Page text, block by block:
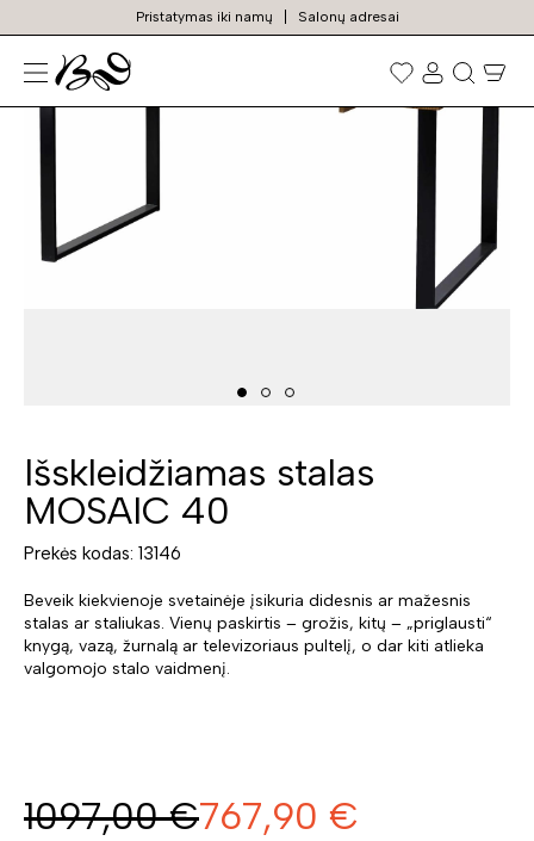
Pristatymas iki namų Salonų adresai
Prekių
paieška
N
Išskleidžiamas stalas
MOSAIC 40
Prekės kodas: 13146
Beveik kiekvienoje svetainėje įsikuria didesnis ar mažesnis
stalas ar staliukas. Vienų paskirtis – grožis, kitų – „priglausti“
knygą, vazą, žurnalą ar televizoriaus pultelį, o dar kiti atlieka
valgomojo stalo vaidmenį.
1097,00 €767,90 €